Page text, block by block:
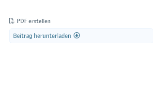
PDF erstellen
Beitrag herunterladen